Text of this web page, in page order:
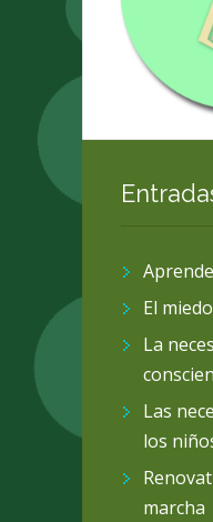
El
La
Las
los
marcha